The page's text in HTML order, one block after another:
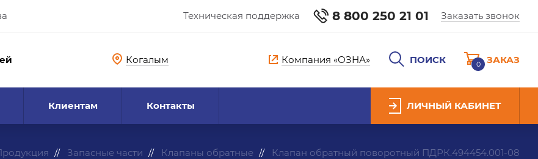
Техническая поддержка 8 800 250 21 01 Заказать звонок
Когалым Компания «ОЗНА» ПОИСК 0 ЗАКАЗ
Клиентам Контакты ЛИЧНЫЙ КАБИНЕТ
Запасные части Клапаны обратные Клапан обратный поворотный ПДРК.494454.001-08